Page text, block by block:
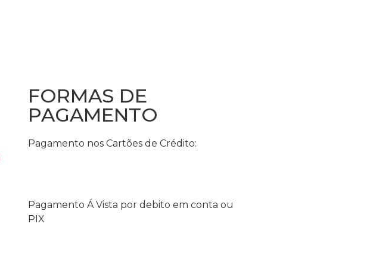
FORMAS DE
PAGAMENTO
Pagamento nos Cartões de Crédito:
Pagamento Á Vista por debito em conta ou
PIX